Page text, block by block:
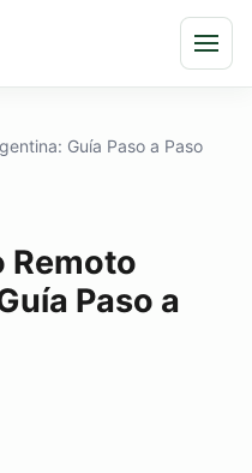
Guía Paso a Paso
Remoto
Paso a